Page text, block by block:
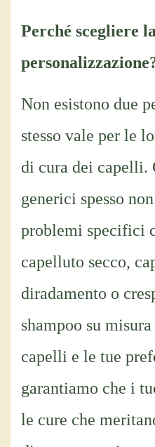
Perché scegliere
Non esistono due
stesso vale per le
di cura dei capelli.
generici spesso
problemi specifici
capelluto secco,
diradamento o
shampoo su
capelli e le tue
garantiamo che i
le cure che